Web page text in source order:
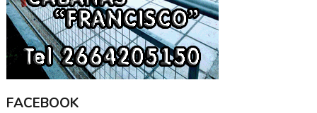
FACEBOOK